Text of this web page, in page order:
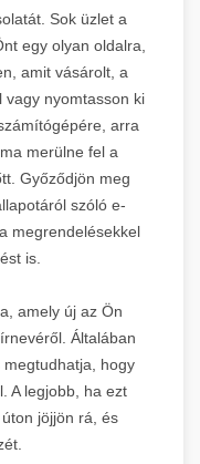
Sok üzlet a
egy olyan oldalra,
amit vásárolt, a
vagy nyomtasson ki
arra
merülne fel a
Győződjön meg
szóló e-
megrendelésekkel
is.
amely új az Ön
Általában
hogy
A legjobb, ha ezt
jöjjön rá, és